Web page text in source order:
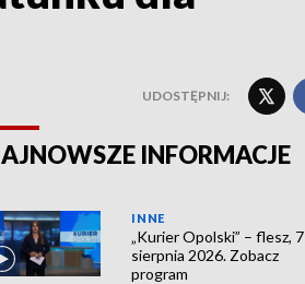
UDOSTĘPNIJ:
INFORMACJE
INNE
„Kurier Opolski” – flesz, 7
sierpnia 2026. Zobacz
program